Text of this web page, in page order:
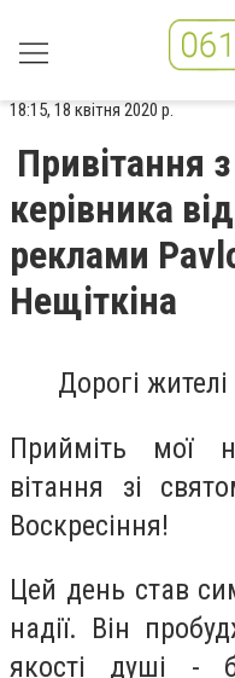
18:15, 18 квітня 2020 р.
Привітання
керівника
реклами
Нещіткіна
Дорогі жителі
Прийміть мої
вітання зі
Воскресіння!
Цей день став
надії. Він
якості душі -